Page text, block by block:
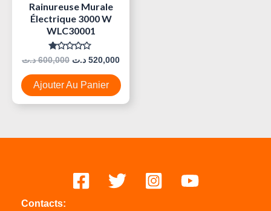
Rainureuse Murale
Électrique 3000 W
WLC30001
Note
0
Sur
5
600,000 د.ت 520,000 د.ت
Ajouter Au Panier
Contacts: